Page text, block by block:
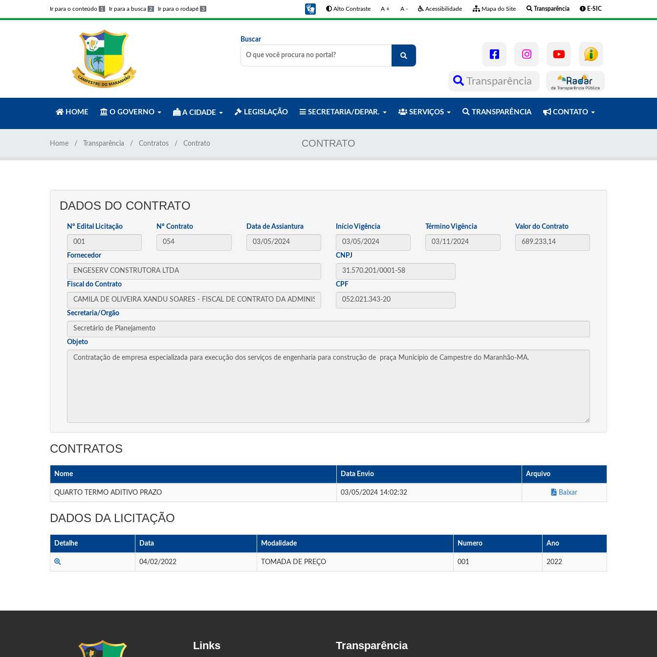
Ir para o conteúdo 1 Ir para a busca 2 Ir para o rodapé 3 Alto Contraste A + A - Acessibilidade Mapa do Site Transparência E-SIC
Buscar
Transparência
HOME O GOVERNO A CIDADE LEGISLAÇÃO SECRETARIA/DEPAR. SERVIÇOS TRANSPARÊNCIA CONTATO
CONTRATO
Home Transparência Contratos Contrato
DADOS DO CONTRATO
Nº Edital Licitação Nº Contrato Data de Assiantura Início Vigência Término Vigência Valor do Contrato
Fornecedor CNPJ
Fiscal do Contrato CPF
Secretaria/Orgão
Objeto
CONTRATOS
Nome Data Envio Arquivo
QUARTO TERMO ADITIVO PRAZO 03/05/2024 14:02:32 Baixar
DADOS DA LICITAÇÃO
Detalhe Data Modalidade Numero Ano
04/02/2022 TOMADA DE PREÇO 001 2022
Links Transparência